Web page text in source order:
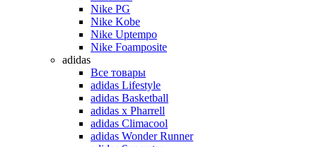
Nike PG
Nike Kobe
Nike Uptempo
Nike Foamposite
adidas
Все товары
adidas Lifestyle
adidas Basketball
adidas x Pharrell
adidas Climacool
adidas Wonder Runner